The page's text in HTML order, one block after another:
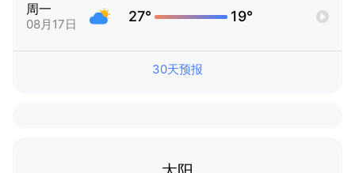
周一
08月17日 27° 19°
30天预报